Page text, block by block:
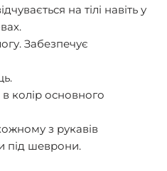
на тілі навіть у
Забезпечує
в колір основного
з рукавів
під шеврони.